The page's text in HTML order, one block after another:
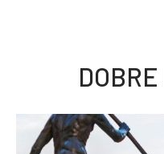
DOBRE